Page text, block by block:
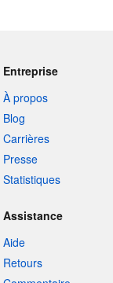
Entreprise
À propos
Blog
Carrières
Presse
Statistiques
Assistance
Aide
Retours